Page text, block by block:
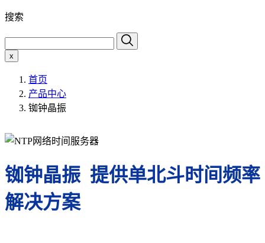
搜索
x
首页
产品中心
铷钟晶振
铷钟晶振 提供单北斗时间频率
解决方案